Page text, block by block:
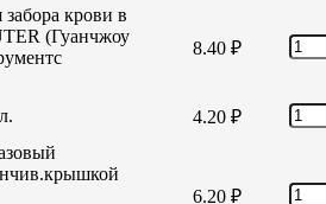
крови в
(Гуанчжоу
8.40 ₽
4.20 ₽
6.20 ₽